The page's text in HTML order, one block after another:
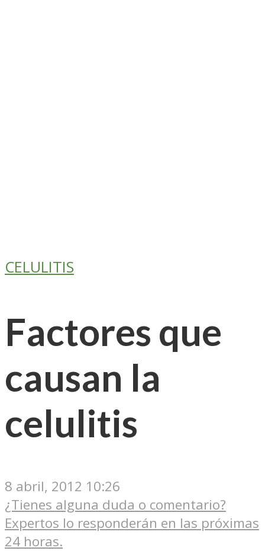
CELULITIS
Factores que
causan la
celulitis
8 abril, 2012 10:26
¿Tienes alguna duda o comentario?
Expertos lo responderán en las próximas
24 horas.